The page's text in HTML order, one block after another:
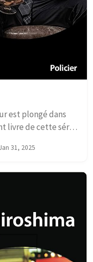
est plongé dans
livre de cette série,
31, 2025